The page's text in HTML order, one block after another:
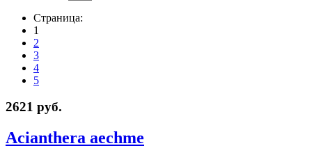
Страница:
1
2
3
4
5
2621 руб.
Acianthera aechme